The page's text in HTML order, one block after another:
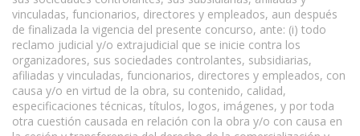
vinculadas, funcionarios, directores y empleados, aun después
de finalizada la vigencia del presente concurso, ante: (i) todo
reclamo judicial y/o extrajudicial que se inicie contra los
organizadores, sus sociedades controlantes, subsidiarias,
afiliadas y vinculadas, funcionarios, directores y empleados, con
causa y/o en virtud de la obra, su contenido, calidad,
especificaciones técnicas, títulos, logos, imágenes, y por toda
otra cuestión causada en relación con la obra y/o con causa en